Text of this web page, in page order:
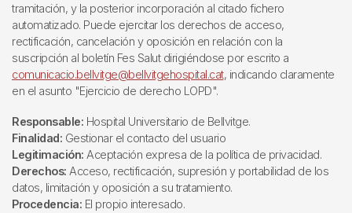
tramitación, y la posterior incorporación al citado fichero
automatizado. Puede ejercitar los derechos de acceso,
rectificación, cancelación y oposición en relación con la
suscripción al boletín Fes Salut dirigiéndose por escrito a
comunicacio.bellvitge@bellvitgehospital.cat, indicando claramente
en el asunto "Ejercicio de derecho LOPD".
Responsable: Hospital Universitario de Bellvitge.
Finalidad: Gestionar el contacto del usuario
Legitimación: Aceptación expresa de la política de privacidad.
Derechos: Acceso, rectificación, supresión y portabilidad de los
datos, limitación y oposición a su tratamiento.
Procedencia: El propio interesado.